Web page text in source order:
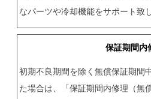
なパーツや冷却機能をサポート致
保証期間内
初期不良期間を除く無償保証期間
た場合は、「保証期間内修理（無